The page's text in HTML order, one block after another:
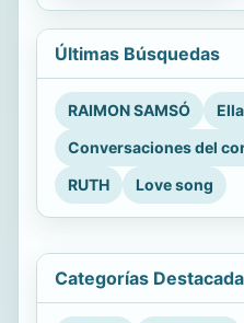
Últimas Búsquedas
RAIMON SAMSÓ
Conversaciones del
RUTH
Love song
Categorías